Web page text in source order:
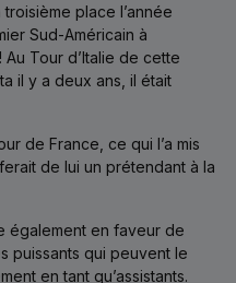
place l’année
Sud-Américain à
Au Tour d’Italie de cette
il y a deux ans, il était
de France, ce qui l’a mis
de lui un prétendant à la
également en faveur de
puissants qui peuvent le
en tant qu’assistants.